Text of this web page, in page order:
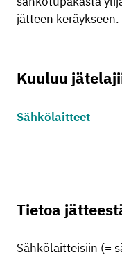
jätteen keräykseen.
Kuuluu
Sähkölaitteet
Tietoa
Sähkölaitteisiin (=